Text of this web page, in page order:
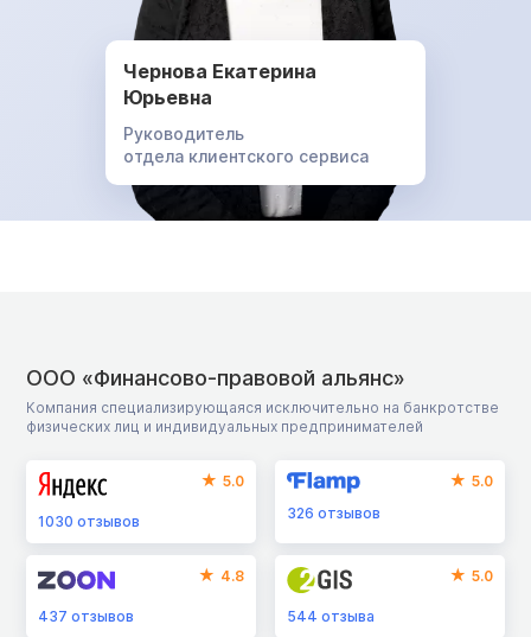
Чернова Екатерина
Юрьевна
Руководитель
отдела клиентского сервиса
ООО «Финансово-правовой альянс»
Компания специализирующаяся исключительно на банкротстве
физических лиц и индивидуальных предпринимателей
5.0
1030 отзывов
5.0
326отзывов
4.8
437 отзывов
5.0
544отзыва